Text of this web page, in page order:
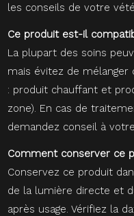
les conseils de votre
Ce produit est-il
La plupart des soins
mais évitez de mélanger
: produit chauffant et
zone). En cas de
demandez conseil à
Comment conserver ce
Conservez ce produit
de la lumière directe et
après usage. Vérifiez la